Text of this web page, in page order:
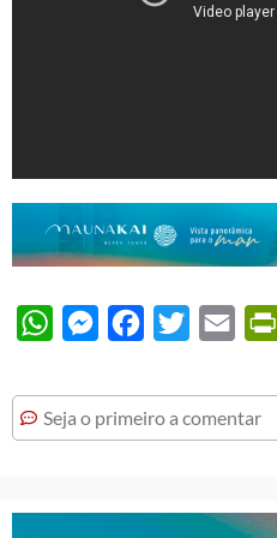
WhatsAppMessengerFacebook
Twitter Email
Seja o primeiro a comentar